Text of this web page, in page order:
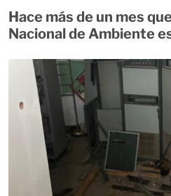
Hace más de un mes
Nacional de Ambiente